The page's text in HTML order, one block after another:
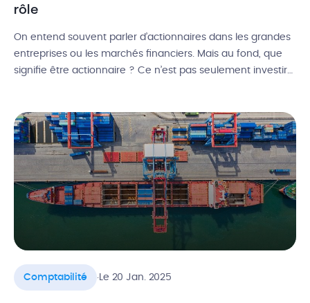
rôle
On entend souvent parler d’actionnaires dans les grandes
entreprises ou les marchés financiers. Mais au fond, que
signifie être actionnaire ? Ce n’est pas seulement investir
avoir une influence sur les décisions stratégiques,
participer (indirectement ou non) […]
Comptabilité .Le 20 Jan. 2025